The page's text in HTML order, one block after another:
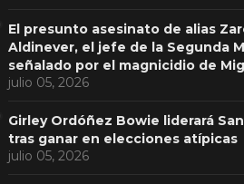
El presunto asesinato de alias
Aldinever, el jefe de la Segunda
señalado por el magnicidio de
julio 05, 2026
Girley Ordóñez Bowie liderará
tras ganar en elecciones atípicas
julio 05, 2026